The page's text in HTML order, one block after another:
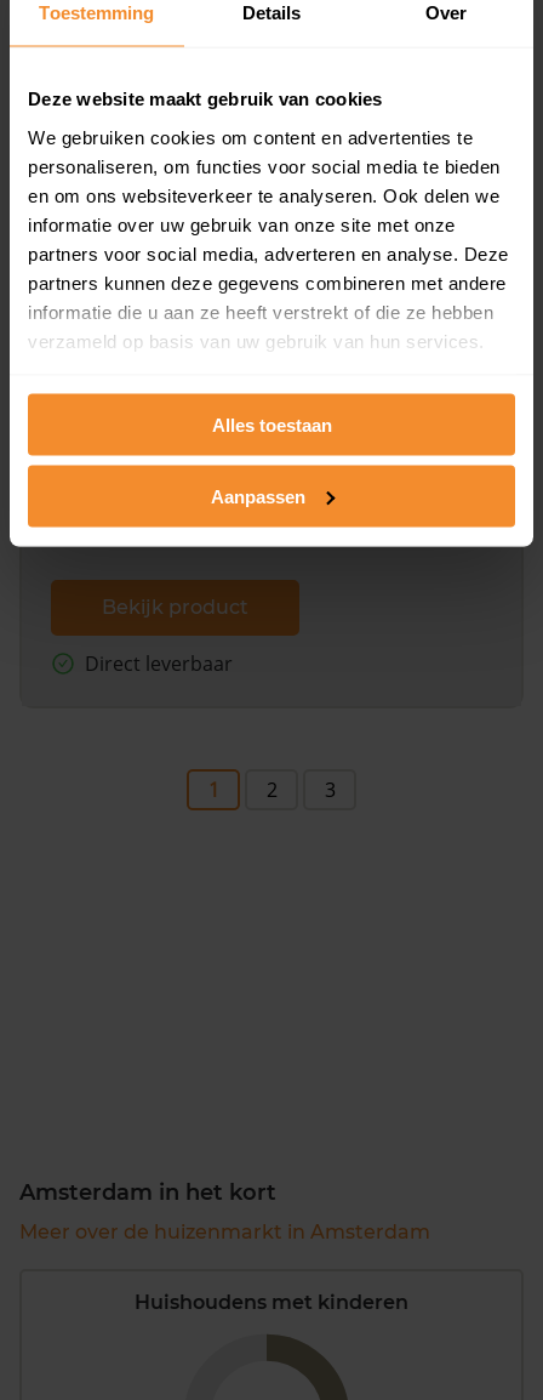
Toestemming Details Over
Deze website maakt gebruik van cookies
We gebruiken cookies om content en advertenties te
personaliseren, om functies voor social media te bieden
en om ons websiteverkeer te analyseren. Ook delen we
informatie over uw gebruik van onze site met onze
partners voor social media, adverteren en analyse. Deze
partners kunnen deze gegevens combineren met andere
informatie die u aan ze heeft verstrekt of die ze hebben
verzameld op basis van uw gebruik van hun services.
Alles toestaan
Aanpassen
en koopdatum) binnen een postcodegebied. Dit
inclusief een jaar lang gratis updates van nieuwe
Bekijk product
Direct leverbaar
Kadastrale kaart pakket
Alleen globale ligging perceel
omliggende percelen met de kadastrale erfgrenzen,
dit inclusief de luchtfoto!
Bekijk product
Direct leverbaar
1 2 3
Amsterdam in het kort
Meer over de huizenmarkt in Amsterdam
Huishoudens met kinderen